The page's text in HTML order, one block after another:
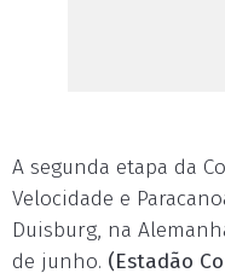
A segunda etapa da
Velocidade e
Duisburg, na
de junho. (Estadão